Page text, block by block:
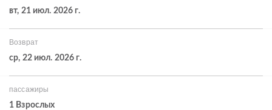
вт, 21 июл. 2026 г.
Возврат
ср, 22 июл. 2026 г.
пассажиры
1 Взрослых